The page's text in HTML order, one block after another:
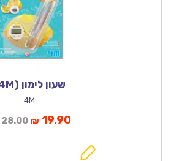
שעון לימון (4M)
4M
28.00המחיר
₪ 19.90המחיר
הוא: